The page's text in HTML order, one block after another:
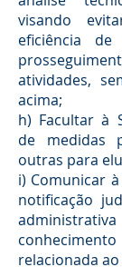
visando
eficiência
atividades,
acima;
h) Facultar à
de medidas
outras para
i) Comunicar
notificação
relacionada